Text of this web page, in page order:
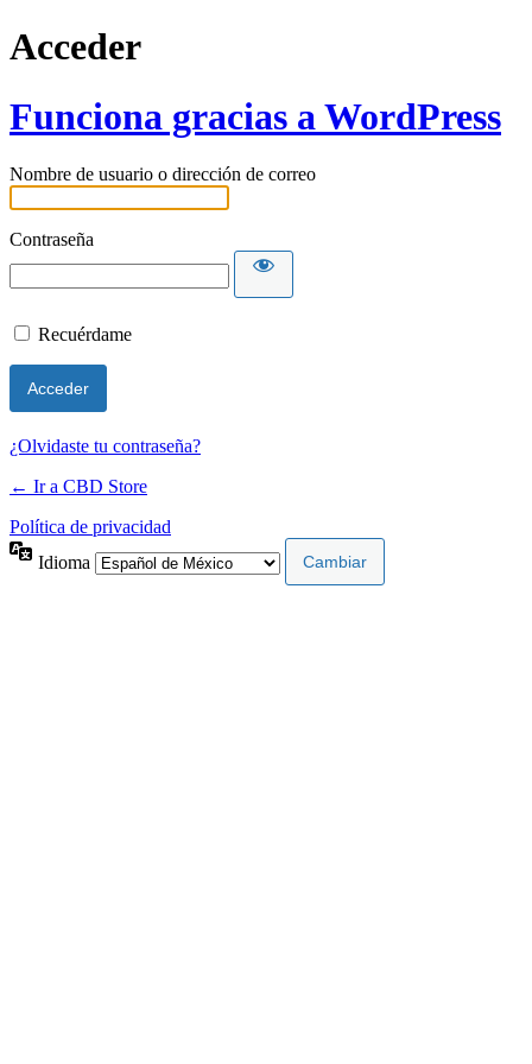
Acceder
Funciona gracias a WordPress
Nombre de usuario o dirección de correo
Contraseña
Recuérdame
¿Olvidaste tu contraseña?
← Ir a CBD Store
Política de privacidad
Idioma